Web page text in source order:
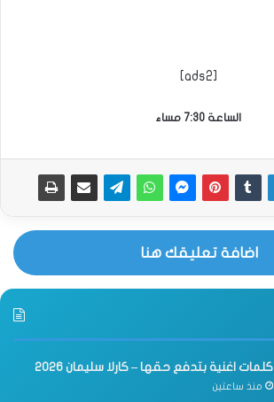
[ads2]
الساعة 7:30 مساء
اضافة تعليقك هنا
كلمات اغنية بتدفع حقها – كارلا سليمان 2026
منذ ساعتين